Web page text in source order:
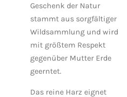
Geschenk der Natur
stammt aus sorgfältiger
Wildsammlung und wird
mit größtem Respekt
gegenüber Mutter Erde
geerntet.
Das reine Harz eignet